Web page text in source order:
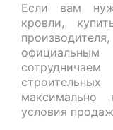
Если вам
кровли,
максимально
условия